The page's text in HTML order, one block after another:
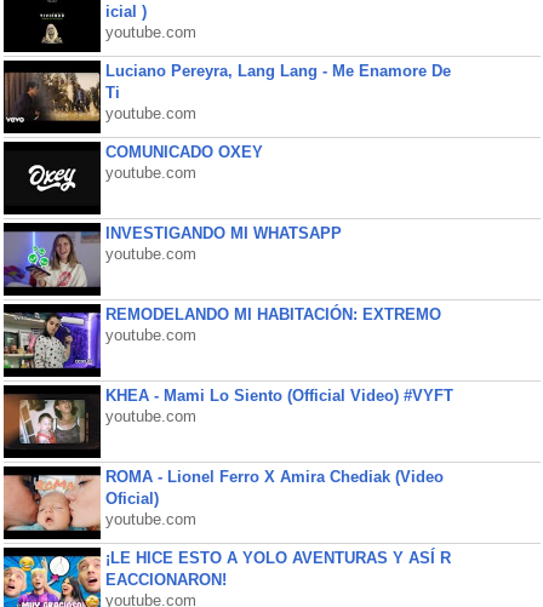
icial )
youtube.com
Luciano Pereyra, Lang Lang - Me Enamore De
Ti
youtube.com
COMUNICADO OXEY
youtube.com
INVESTIGANDO MI WHATSAPP
youtube.com
REMODELANDO MI HABITACIÓN: EXTREMO
youtube.com
KHEA - Mami Lo Siento (Official Video) #VYFT
youtube.com
ROMA - Lionel Ferro X Amira Chediak (Video
Oficial)
youtube.com
¡LE HICE ESTO A YOLO AVENTURAS Y ASÍ R
EACCIONARON!
youtube.com